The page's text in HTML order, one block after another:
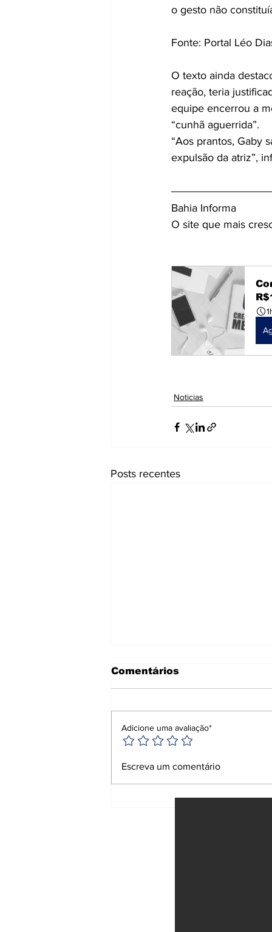
o gesto não
Fonte: Portal Léo
O texto ainda
reação, teria
equipe encerrou a
“cunhã aguerrida”.
“Aos prantos, Gaby
expulsão da atriz”,
Bahia Informa
O site que mais
Noticias
Posts recentes
Anvisa proíbe
suplemento falsificado
Comentários
Adicione uma avaliação*
Escreva um comentário